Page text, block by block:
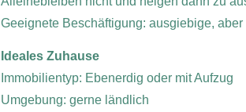
Geeignete Beschäftigung: ausgiebige,
Ideales Zuhause
Immobilientyp: Ebenerdig oder mit Aufzug
Umgebung: gerne ländlich